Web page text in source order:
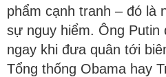
phẩm cạnh tranh – đó là
sự nguy hiểm. Ông Putin
ngay khi đưa quân tới
Tổng thống Obama hay